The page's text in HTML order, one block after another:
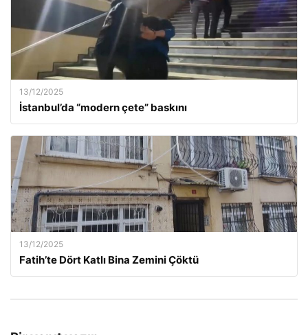
13/12/2025
İstanbul’da “modern çete” baskını
13/12/2025
Fatih’te Dört Katlı Bina Zemini Çöktü